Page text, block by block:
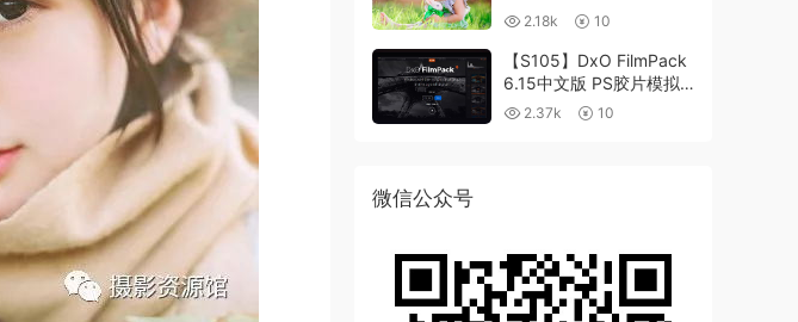
工具)5.10.3汉化版 WIN
2.18k 10
【S105】DxO FilmPack
6.15中文版 PS胶片模拟
滤镜支持WIN/MAC
2.37k 10
微信公众号